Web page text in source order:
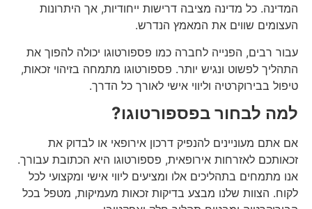
המדינה. כל מדינה מציבה דרישות ייחודיות, אך היתרונות
העצומים שווים את המאמץ הנדרש.
עבור רבים, הפנייה לחברה כמו פספורטוגו יכולה להפוך את
התהליך לפשוט ונגיש יותר. פספורטוגו מתמחה בזיהוי זכאות,
טיפול בבירוקרטיה וליווי אישי לאורך כל הדרך.
למה לבחור בפספורטוגו?
אם אתם מעוניינים להנפיק דרכון אירופאי או לבדוק את
זכאותכם לאזרחות אירופאית, פספורטוגו היא הכתובת עבורך.
אנו מתמחים בתהליכים אלו ומציעים ליווי אישי ומקצועי לכל
לקוח. הצוות שלנו מבצע בדיקות זכאות מעמיקות, מטפל בכל